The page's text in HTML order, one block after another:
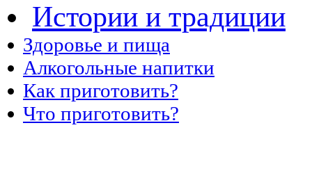
Истории и традиции
Здоровье и пища
Алкогольные напитки
Как приготовить?
Что приготовить?